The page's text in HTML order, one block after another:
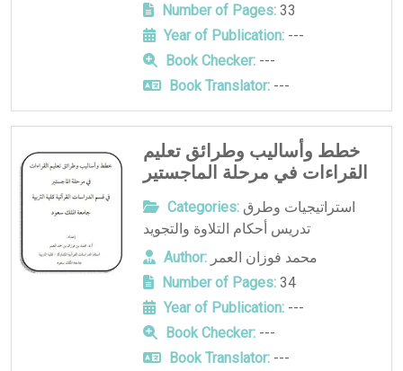
Number of Pages:33
Year of Publication:---
Book Checker:---
Book Translator:---
خطط وأساليب وطرائق تعليم
القراءات في مرحلة الماجستير
Categories: استراتيجيات وطرق
تدريس أحكام التلاوة والتجويد
Author: محمد فوزان العمر
Number of Pages:34
Year of Publication:---
Book Checker:---
Book Translator:---